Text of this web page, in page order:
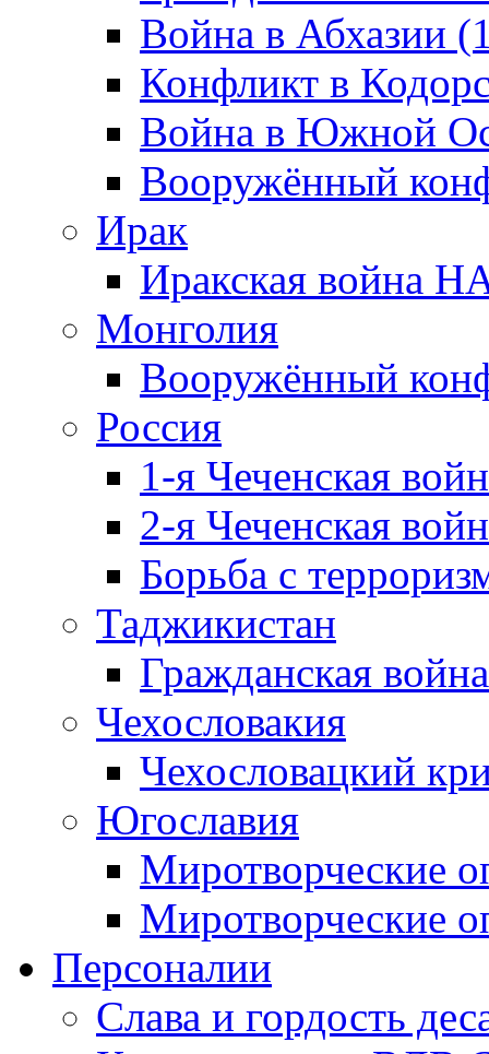
Война в Абхазии
Конфликт в
Война в Южной
Вооружённый
Ирак
Иракская война
Монголия
Вооружённый
Россия
1-я Чеченская
2-я Чеченская
Борьба с
Таджикистан
Гражданская
Чехословакия
Чехословацкий
Югославия
Миротворческие
Миротворческие
Персоналии
Слава и гордость